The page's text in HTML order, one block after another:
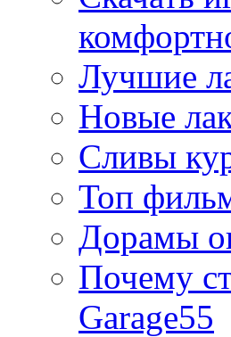
Лучшие
Новые
Сливы
Топ
Дорамы
Почему
Garage55